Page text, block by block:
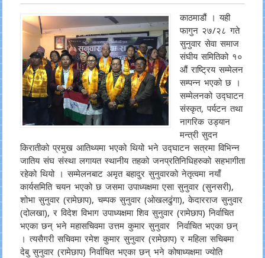
काठमाडौं । यही
फागुन २७/२८ गते
सुनुवार सेवा समाज
संघीय समितिको १०
औं राष्ट्रिय सम्मेलन
सम्पन्न भएको छ ।
सम्मेलनको उद्घाटन
संस्कृत, पर्यटन तथा
नागरिक उड्यान
मन्त्री सुदन
किरातीको प्रमुख आतिथ्यमा भएको थियो भने उद्घाटन सत्रमा विभिन्न
जातिय संघ संस्था लगायत स्थानीय तहको जनप्रतिनिधिहरुको सहभागीता
रहेको थियो । सम्मेलनबाट अमृत बहादुर सुनुवारको नेतृत्वमा नयाँ
कार्यसमिति चयन भएको छ जसमा उपाध्यक्षमा एसा सुनुवार (सुनसरी),
शोभा सुनुवार (रामेछाप), चम्पक सुनुवार (ओखलढुंगा), केदारराज सुनुवार
(दोलखा), र विदेश विभाग उपाध्यक्षमा शिव सुनुवार (रामेछाप) निर्वाचित
भएका छन् भने महासचिवमा उत्तम कुमार सुनुवार निर्वाचित भएका छन्
। त्यसैगरी सचिवमा रमेश कुमार सुनुवार (रामेछाप) र महिला सचिबमा
देबु सुनुवार (रामेछाप) निर्वाचित भएका छन् भने कोषाध्यक्षमा ज्योति